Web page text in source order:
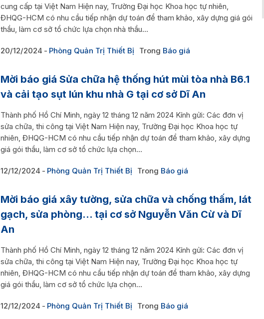
cung cấp tại Việt Nam Hiện nay, Trường Đại học Khoa học tự nhiên,
ĐHQG-HCM có nhu cầu tiếp nhận dự toán để tham khảo, xây dựng giá gói
thầu, làm cơ sở tổ chức lựa chọn nhà thầu...
20/12/2024 Phòng Quản Trị Thiết Bị Trong Báo giá
Mời báo giá Sửa chữa hệ thống hút mùi tòa nhà B6.1
và cải tạo sụt lún khu nhà G tại cơ sở Dĩ An
Thành phố Hồ Chí Minh, ngày 12 tháng 12 năm 2024 Kính gửi: Các đơn vị
sửa chữa, thi công tại Việt Nam Hiện nay, Trường Đại học Khoa học tự
nhiên, ĐHQG-HCM có nhu cầu tiếp nhận dự toán để tham khảo, xây dựng
giá gói thầu, làm cơ sở tổ chức lựa chọn...
12/12/2024 Phòng Quản Trị Thiết Bị Trong Báo giá
Mời báo giá xây tường, sửa chữa và chống thấm, lát
gạch, sửa phòng… tại cơ sở Nguyễn Văn Cừ và Dĩ
An
Thành phố Hồ Chí Minh, ngày 12 tháng 12 năm 2024 Kính gửi: Các đơn vị
sửa chữa, thi công tại Việt Nam Hiện nay, Trường Đại học Khoa học tự
nhiên, ĐHQG-HCM có nhu cầu tiếp nhận dự toán để tham khảo, xây dựng
giá gói thầu, làm cơ sở tổ chức lựa chọn...
12/12/2024 Phòng Quản Trị Thiết Bị Trong Báo giá